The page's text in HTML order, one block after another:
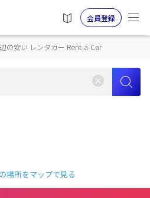
会員登録
安い レンタカー Rent-a-Car
場所をマップで見る